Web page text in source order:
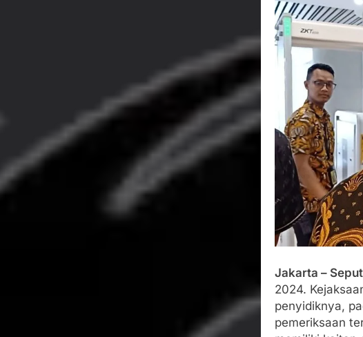
Wujud Kepedulian Polri,
Sentosa 2 ke Posko
Agustus 5, 2026
SMA Negeri Nyalindung
Bertentangan dengan
Agustus 4, 2026
Ketua Umum FSP
Agustus 3, 2026
Menjalin Harmoni di
Agustus 3, 2026
Jakarta –
2024.
penyidiknya,
pemeriksaan